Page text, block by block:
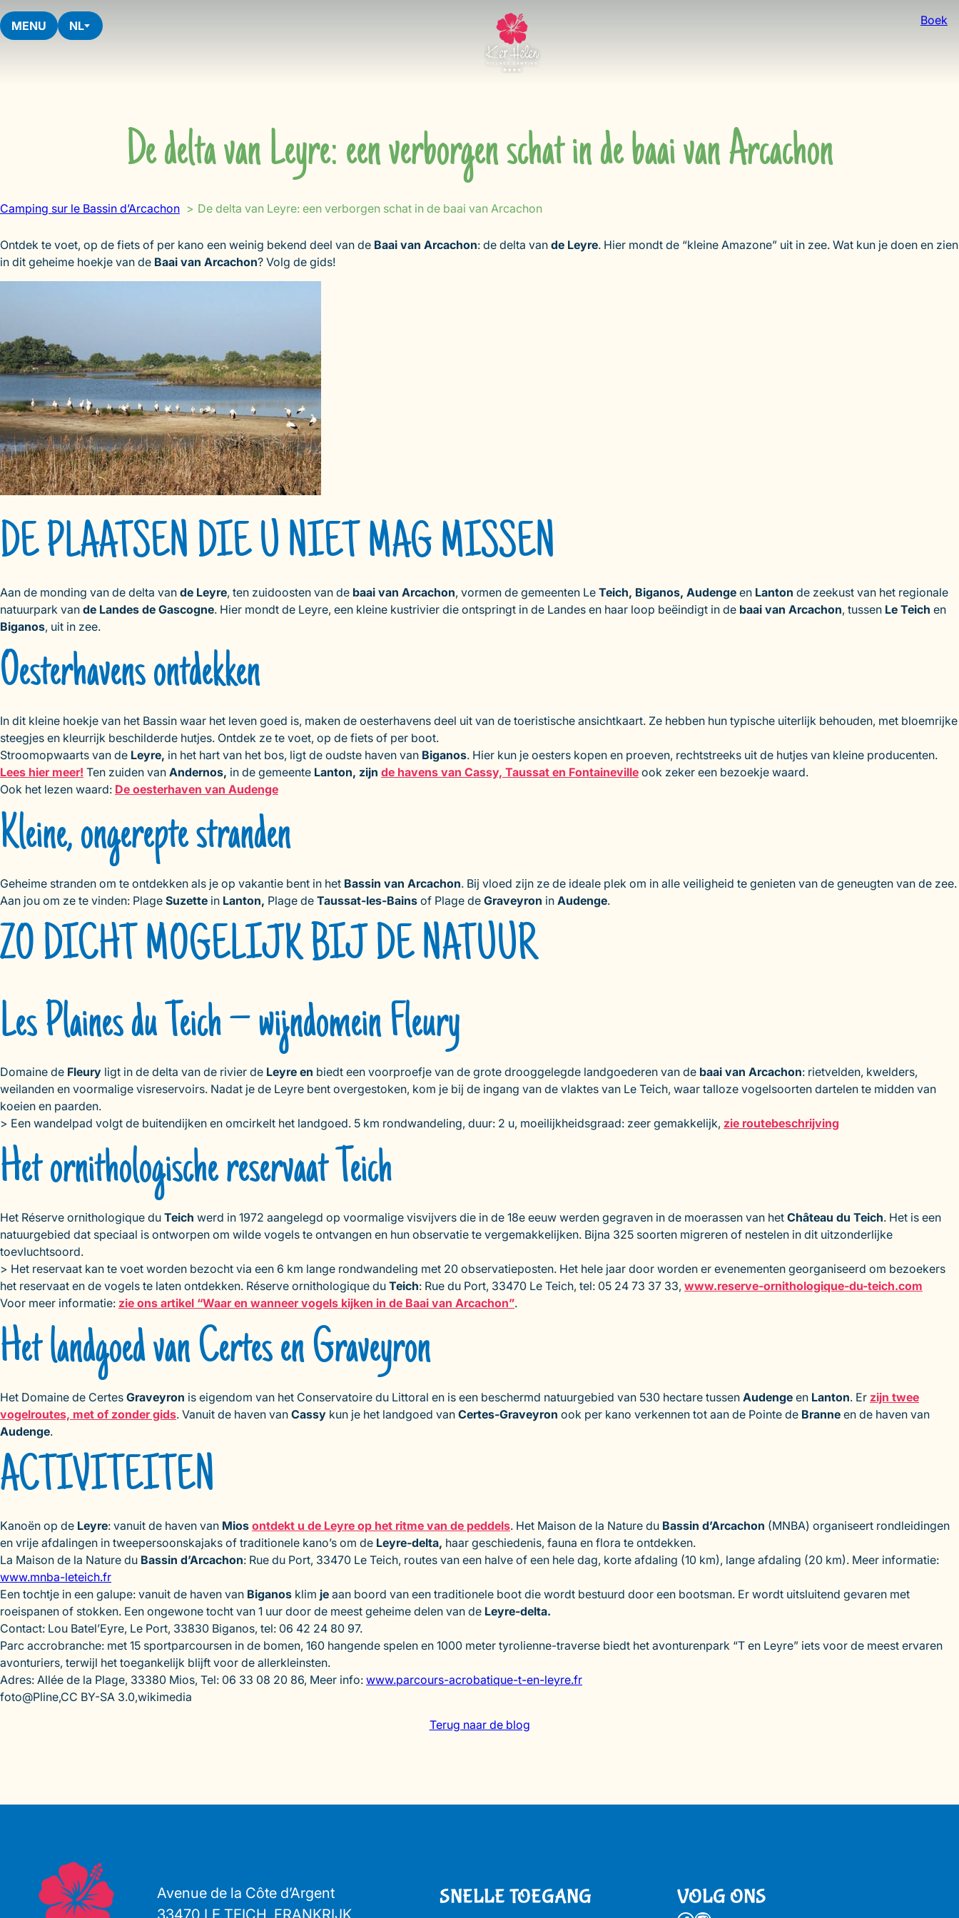
Skip
to
content
MENU NL Boek
De delta van Leyre: een verborgen schat in de baai van Arcachon
Camping sur le Bassin d’Arcachon De delta van Leyre: een verborgen schat in de baai van Arcachon
Ontdek te voet, op de fiets of per kano een weinig bekend deel van de Baai van Arcachon: de delta van de Leyre. Hier mondt de “kleine Amazone” uit in zee. Wat kun je doen en zien
in dit geheime hoekje van de Baai van Arcachon? Volg de gids!
DE PLAATSEN DIE U NIET MAG MISSEN
Aan de monding van de delta van de Leyre, ten zuidoosten van de baai van Arcachon, vormen de gemeenten Le Teich, Biganos, Audenge en Lanton de zeekust van het regionale
natuurpark van de Landes de Gascogne. Hier mondt de Leyre, een kleine kustrivier die ontspringt in de Landes en haar loop beëindigt in de baai van Arcachon, tussen Le Teich en
Biganos, uit in zee.
Oesterhavens ontdekken
In dit kleine hoekje van het Bassin waar het leven goed is, maken de oesterhavens deel uit van de toeristische ansichtkaart. Ze hebben hun typische uiterlijk behouden, met bloemrijke
steegjes en kleurrijk beschilderde hutjes. Ontdek ze te voet, op de fiets of per boot.
Stroomopwaarts van de Leyre, in het hart van het bos, ligt de oudste haven van Biganos. Hier kun je oesters kopen en proeven, rechtstreeks uit de hutjes van kleine producenten.
Lees hier meer! Ten zuiden van Andernos, in de gemeente Lanton, zijn de havens van Cassy, Taussat en Fontaineville ook zeker een bezoekje waard.
Ook het lezen waard: De oesterhaven van Audenge
Kleine, ongerepte stranden
Geheime stranden om te ontdekken als je op vakantie bent in het Bassin van Arcachon. Bij vloed zijn ze de ideale plek om in alle veiligheid te genieten van de geneugten van de zee.
Aan jou om ze te vinden: Plage Suzette in Lanton, Plage de Taussat-les-Bains of Plage de Graveyron in Audenge.
ZO DICHT MOGELIJK BIJ DE NATUUR
Les Plaines du Teich – wijndomein Fleury
Domaine de Fleury ligt in de delta van de rivier de Leyre en biedt een voorproefje van de grote drooggelegde landgoederen van de baai van Arcachon: rietvelden, kwelders,
weilanden en voormalige visreservoirs. Nadat je de Leyre bent overgestoken, kom je bij de ingang van de vlaktes van Le Teich, waar talloze vogelsoorten dartelen te midden van
koeien en paarden.
> Een wandelpad volgt de buitendijken en omcirkelt het landgoed. 5 km rondwandeling, duur: 2 u, moeilijkheidsgraad: zeer gemakkelijk, zie routebeschrijving
Het ornithologische reservaat Teich
Het Réserve ornithologique du Teich werd in 1972 aangelegd op voormalige visvijvers die in de 18e eeuw werden gegraven in de moerassen van het Château du Teich. Het is een
natuurgebied dat speciaal is ontworpen om wilde vogels te ontvangen en hun observatie te vergemakkelijken. Bijna 325 soorten migreren of nestelen in dit uitzonderlijke
toevluchtsoord.
> Het reservaat kan te voet worden bezocht via een 6 km lange rondwandeling met 20 observatieposten. Het hele jaar door worden er evenementen georganiseerd om bezoekers
het reservaat en de vogels te laten ontdekken. Réserve ornithologique du Teich: Rue du Port, 33470 Le Teich, tel: 05 24 73 37 33, www.reserve-ornithologique-du-teich.com
Voor meer informatie: zie ons artikel “Waar en wanneer vogels kijken in de Baai van Arcachon”.
Het landgoed van Certes en Graveyron
Het Domaine de Certes Graveyron is eigendom van het Conservatoire du Littoral en is een beschermd natuurgebied van 530 hectare tussen Audenge en Lanton. Er zijn twee
vogelroutes, met of zonder gids. Vanuit de haven van Cassy kun je het landgoed van Certes-Graveyron ook per kano verkennen tot aan de Pointe de Branne en de haven van
Audenge.
ACTIVITEITEN
Kanoën op de Leyre: vanuit de haven van Mios ontdekt u de Leyre op het ritme van de peddels. Het Maison de la Nature du Bassin d’Arcachon (MNBA) organiseert rondleidingen
en vrije afdalingen in tweepersoonskajaks of traditionele kano’s om de Leyre-delta, haar geschiedenis, fauna en flora te ontdekken.
La Maison de la Nature du Bassin d’Arcachon: Rue du Port, 33470 Le Teich, routes van een halve of een hele dag, korte afdaling (10 km), lange afdaling (20 km). Meer informatie:
www.mnba-leteich.fr
Een tochtje in een galupe: vanuit de haven van Biganos klim je aan boord van een traditionele boot die wordt bestuurd door een bootsman. Er wordt uitsluitend gevaren met
roeispanen of stokken. Een ongewone tocht van 1 uur door de meest geheime delen van de Leyre-delta.
Contact: Lou Batel’Eyre, Le Port, 33830 Biganos, tel: 06 42 24 80 97.
Parc accrobranche: met 15 sportparcoursen in de bomen, 160 hangende spelen en 1000 meter tyrolienne-traverse biedt het avonturenpark “T en Leyre” iets voor de meest ervaren
avonturiers, terwijl het toegankelijk blijft voor de allerkleinsten.
Adres: Allée de la Plage, 33380 Mios, Tel: 06 33 08 20 86, Meer info: www.parcours-acrobatique-t-en-leyre.fr
foto@Pline,CC BY-SA 3.0,wikimedia
Terug naar de blog
Avenue de la Côte d’Argent
33470 LE TEICH, FRANKRIJK
SNELLE TOEGANG VOLG ONS